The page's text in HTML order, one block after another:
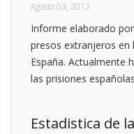
Agosto 03, 2012
Informe elaborado
presos extranjeros en
España. Actualmente
las prisiones
Estadistica de